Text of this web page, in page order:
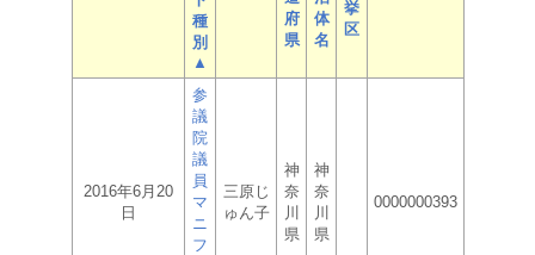
種
別
▲
府
県
体
名
挙
区
2016年6月20
日
参
議
院
議
員
マ
ニ
フ
三原じ
ゅん子
神
奈
川
県
神
奈
川
県
0000000393